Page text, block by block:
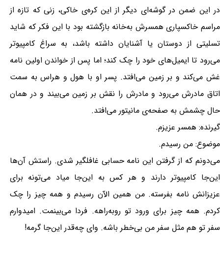
در این ضمن در گوشه‌ای دیگر از این کره‌ی خاکی، زنی که تازه از
مراسم خاکسپاری همسرش به‌خانه بازگشته بود با این فکر که شاید
تسلیتی از دوستان یا آشنایان داشته باشد، به سراغ کامپیوتر
می‌رود تا ایمیل‌های خود را چک کند؛ اما پس از خواندن اولین نامه
غش می‌کند و بر زمین می‌افتد. پسر او با هول و هراس به سمت
اتاق مادرش می‌رود و مادرش را نقش بر زمین می‌بیند و در همان
حال چشمش به صفحه‌ی مانیتور می‌افتد.
گیرنده: همسر عزیزم.
موضوع: من رسیدم.
می‌دونم که از گرفتن این نامه حسابی غافلگیر شدی. راستش آن‌ها
این‌جا کامپیوتر دارند و هر کس به این‌جا میاد می‌تونه برای
عزیزانش نامه بفرسته. من همین الآن رسیدم و همه چیز را چک
کردم. همه چیز برای ورود تو روبه‌راهه. فردا می‌بینمت. امیدوارم
سفر تو هم مثل سفر من بی‌خطر باشه. وای چه‌قدر این‌جا گرمه!